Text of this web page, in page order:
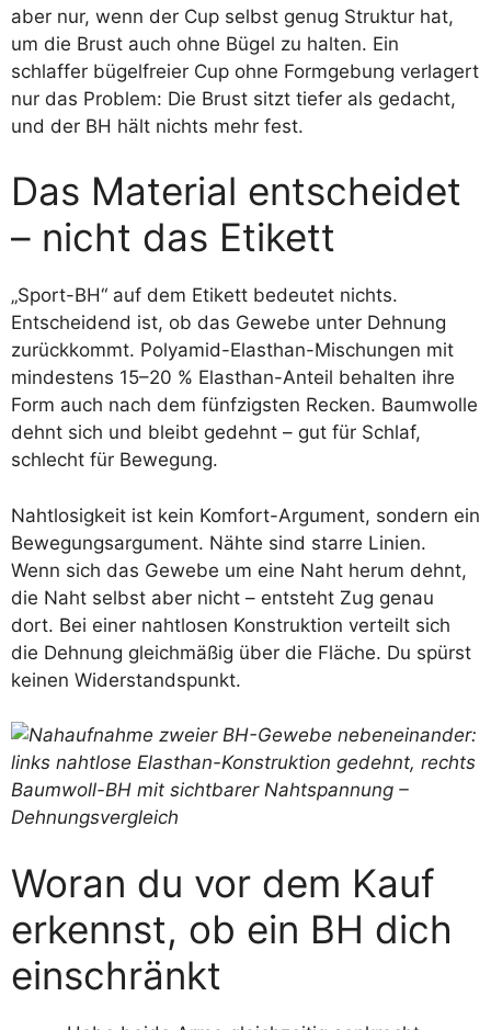
aber nur, wenn der Cup selbst genug Struktur hat,
um die Brust auch ohne Bügel zu halten. Ein
schlaffer bügelfreier Cup ohne Formgebung verlagert
nur das Problem: Die Brust sitzt tiefer als gedacht,
und der BH hält nichts mehr fest.
Das Material entscheidet
– nicht das Etikett
„Sport-BH“ auf dem Etikett bedeutet nichts.
Entscheidend ist, ob das Gewebe unter Dehnung
zurückkommt. Polyamid-Elasthan-Mischungen mit
mindestens 15–20 % Elasthan-Anteil behalten ihre
Form auch nach dem fünfzigsten Recken. Baumwolle
dehnt sich und bleibt gedehnt – gut für Schlaf,
schlecht für Bewegung.
Nahtlosigkeit ist kein Komfort-Argument, sondern ein
Bewegungsargument. Nähte sind starre Linien.
Wenn sich das Gewebe um eine Naht herum dehnt,
die Naht selbst aber nicht – entsteht Zug genau
dort. Bei einer nahtlosen Konstruktion verteilt sich
die Dehnung gleichmäßig über die Fläche. Du spürst
keinen Widerstandspunkt.
Woran du vor dem Kauf
erkennst, ob ein BH dich
einschränkt